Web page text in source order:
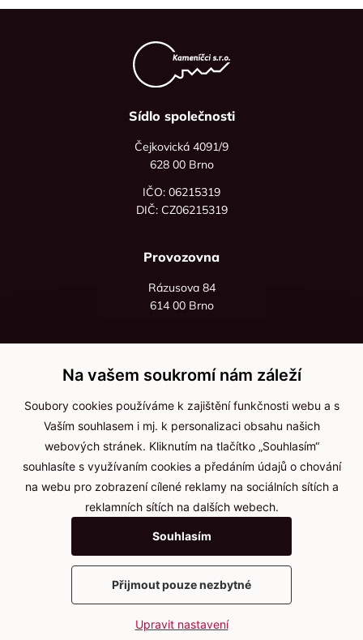
Sídlo společnosti
Čejkovická 4091/9
628 00 Brno
IČO: 06215319
DIČ: CZ06215319
Provozovna
Rázusova 84
614 00 Brno
+420 736 535 066
Po - pá: 8:00 - 16:00
info@jma-kam.cz
Důležité informace
Ochrana osobních údajů
Cookies
2025 © Kameníčci s.r.o.
VytvořilwebProgress
Na vašem soukromí nám záleží
Soubory cookies používáme k zajištění funkčnosti webu a s
Vaším souhlasem i mj. k personalizaci obsahu našich
webových stránek. Kliknutím na tlačítko „Souhlasím“
souhlasíte s využívaním cookies a předáním údajů o chování
na webu pro zobrazení cílené reklamy na sociálních sítích a
reklamních sítích na dalších webech.
Souhlasím
Přijmout pouze nezbytné
Upravit nastavení